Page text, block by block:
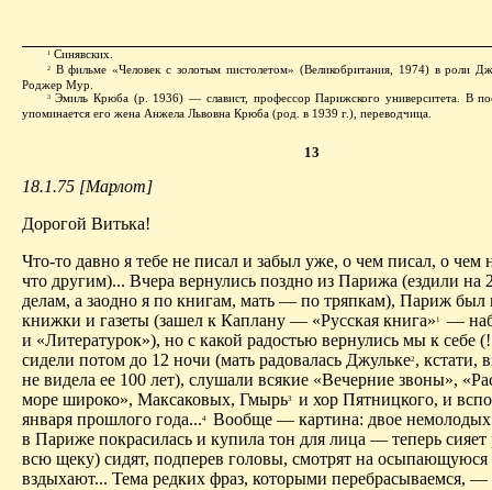
1 Синявских.
2
В фильме «Человек с золотым пистолетом» (Великобритания, 1974) в роли
Роджер Мур.
3
Эмиль Крюба (р. 1936) — славист, профессор Парижского университета. В
упоминается его жена Анжела Львовна Крюба (род. в 1939 г.), переводчица.
13
18.1.75 [Марлот]
Дорогой Витька!
Что-то давно я тебе не писал и забыл уже, о чем писал, о чем
что другим)... Вчера вернулись поздно из Парижа (ездили на
делам, а заодно я по книгам, мать — по тряпкам), Париж был
книжки и газеты (зашел к Каплану — «Русская книга» 1
—
и «Литературок»), но с какой радостью вернулись мы к себе
сидели потом до 12 ночи (мать радовалась Джульке2 , кстати,
не видела ее 100 лет), слушали всякие «Вечерние звоны»,
море широко», Максаковых, Гмырь3
и хор Пятницкого, и
января прошлого года...4
Вообще — картина: двое немолодых
в Париже покрасилась и купила тон для лица — теперь
всю щеку) сидят, подперев головы, смотрят на осыпающуюся
вздыхают... Тема редких фраз, которыми перебрасываемся, —